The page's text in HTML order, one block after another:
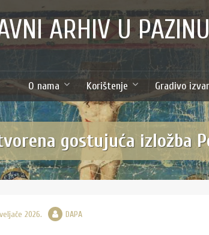
ARHIV U PAZINU
O nama Korištenje Gradivo
gostujuća izložba
2026. DAPA